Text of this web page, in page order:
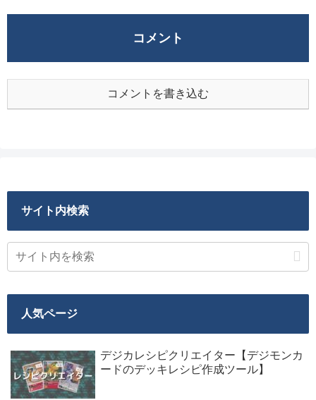
コメント
コメントを書き込む
サイト内検索
人気ページ
デジカレシピクリエイター【デジモンカ
ードのデッキレシピ作成ツール】